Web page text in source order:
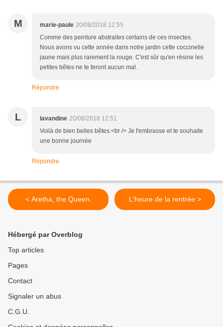
M marie-paule 20/08/2018 12:55
Comme des peinture abstraites certains de ces insectes.
Nous avons vu cette année dans notre jardin cette coccinelle
jaune mais plus rarement la rouge. C'est sûr qu'en résine les
petites bêtes ne te feront aucun mal.
Répondre
L lavandine 20/08/2018 12:51
Voilà de bien belles bêtes.<br /> Je t'embrasse et te souhaite
une bonne journée
Répondre
< Aretha, the Queen. L'heure de la rentrée >
Hébergé par Overblog
Top articles
Pages
Contact
Signaler un abus
C.G.U.